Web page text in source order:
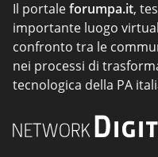
Il portaleforumpa.it,
importante luogo
confronto tra le
nei processi di
tecnologica della PA